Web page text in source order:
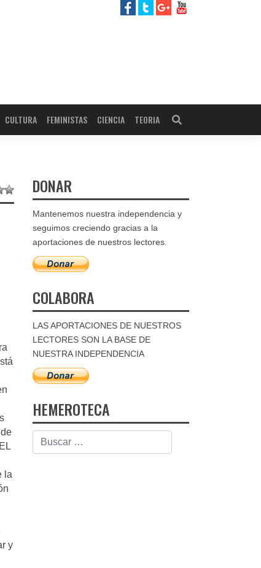
CULTURA FEMINISTAS CIENCIA TEORIA
la
y
DONAR
Mantenemos nuestra independencia y
seguimos creciendo gracias a la
aportaciones de nuestros lectores.
COLABORA
LAS APORTACIONES DE NUESTROS
LECTORES SON LA BASE DE
NUESTRA INDEPENDENCIA
HEMEROTECA